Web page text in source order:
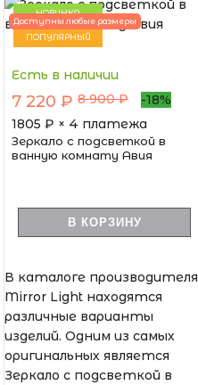
НОВИНКА
ПОПУЛЯРНЫЙ
Доступны любые размеры
Есть в наличии
7 220 ₽ 8 900 ₽
-18%
1805 ₽ × 4 платежа
Зеркало с подсветкой в
ванную комнату Авия
В КОРЗИНУ
В каталоге производителя
Mirror Light находятся
различные варианты
изделий. Одним из самых
оригинальных является
Зеркало с подсветкой в